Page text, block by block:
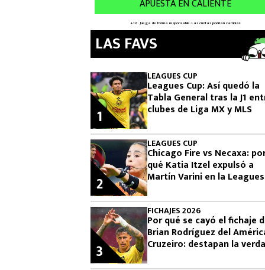
LAS FAVS
LEAGUES CUP
Leagues Cup: Así quedó la
Tabla General tras la J1
clubes de Liga MX y MLS
1
LEAGUES CUP
Chicago Fire vs Necaxa:
qué Katia Itzel expulsó a
Martín Varini en la Leagues
2
FICHAJES 2026
Por qué se cayó el fichaje
Brian Rodríguez del
Cruzeiro: destapan la
3